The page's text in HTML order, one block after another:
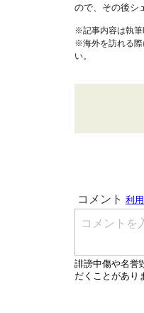
ので、その後シ
※記事内容は執筆
※海外を訪れる際
い。